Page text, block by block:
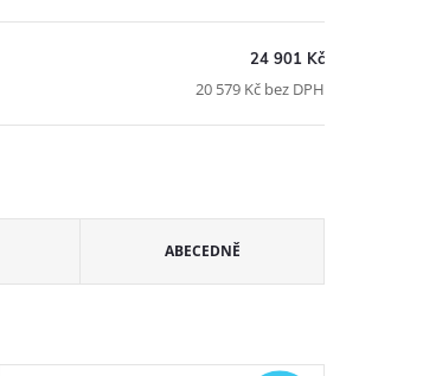
24 901 Kč
20 579 Kč bez DPH
ABECEDNĚ